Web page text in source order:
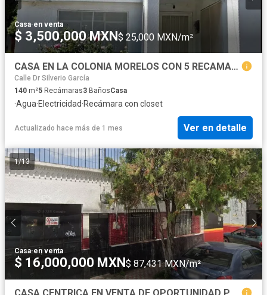
Casa·en venta
$ 3,500,000 MXN$ 25,000 MXN/m²
CASA EN LA COLONIA MORELOS CON 5 RECAMARAS
Calle Dr Silverio García
140 m²5 Recámaras3 BañosCasa
·Agua·Electricidad·Recámara con closet
Actualizado hace más de 1 mes Ver en detalle
1/13
Casa·en venta
$ 16,000,000 MXN$ 87,431 MXN/m²